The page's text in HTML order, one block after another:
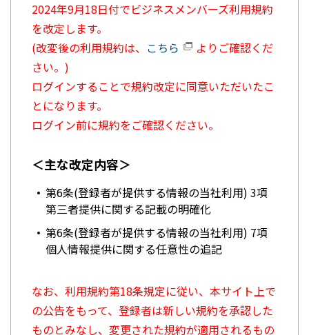
2024年9月18日付でビジネスメンバーズ利用規約
を改定します。
(改変後の利用規約は、 こちら
よりご確認くだ
さい。)
ログインすることで規約改定に同意いただいたこ
とになります。
ログイン前に規約をご確認ください。
＜主な改定内容＞
第6条(登録者が提供する情報の当社利用) 3項
第三者提供に関する記載の明確化
第6条(登録者が提供する情報の当社利用) 7項
個人情報提供に関する任意性の追記
なお、利用規約第18条規定に従い、本サイト上で
の公告をもって、登録者は新しい規約を承認した
ものとみなし、変更された規約が適用されるもの